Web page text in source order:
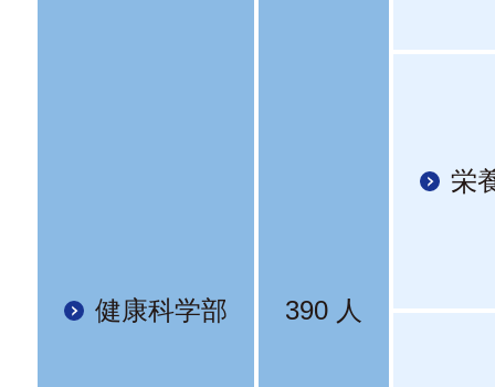
健康科学部 390 人
栄